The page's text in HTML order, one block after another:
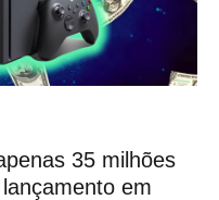
35 milhões
em